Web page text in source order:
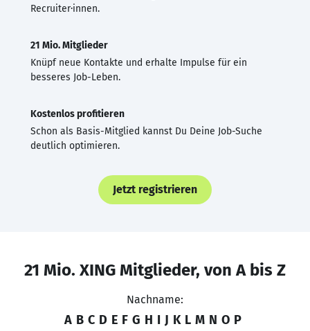
Recruiter·innen.
21 Mio. Mitglieder
Knüpf neue Kontakte und erhalte Impulse für ein
besseres Job-Leben.
Kostenlos profitieren
Schon als Basis-Mitglied kannst Du Deine Job-Suche
deutlich optimieren.
Jetzt registrieren
21 Mio. XING Mitglieder, von A bis Z
Nachname:
A B C D E F G H I J K L M N O P